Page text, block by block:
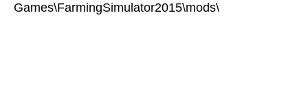
Games\FarmingSimulator2015\mods\